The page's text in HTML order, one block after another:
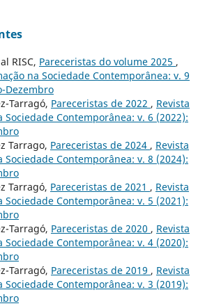
RISC, Pareceristas do volume 2025 ,
na Sociedade Contemporânea: v. 9
Dezembro
Tarragó, Pareceristas de 2022 , Revista
Contemporânea: v. 6 (2022):
Tarrago, Pareceristas de 2024 , Revista
Contemporânea: v. 8 (2024):
Tarragó, Pareceristas de 2021 , Revista
Contemporânea: v. 5 (2021):
Tarragó, Pareceristas de 2020 , Revista
Contemporânea: v. 4 (2020):
Tarragó, Pareceristas de 2019 , Revista
Contemporânea: v. 3 (2019):